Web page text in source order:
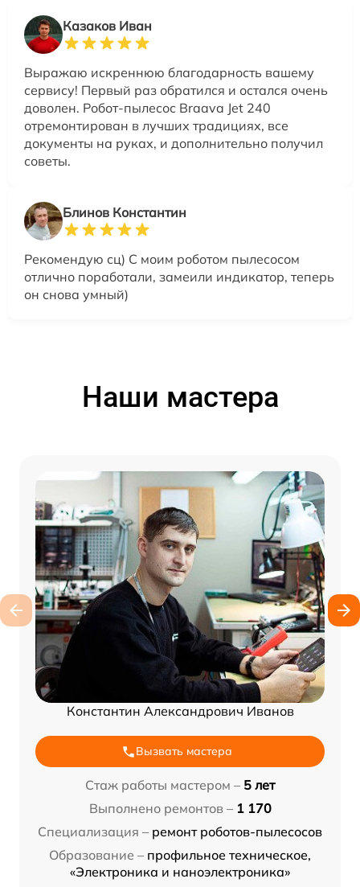
Казаков Иван
Выражаю искреннюю благодарность вашему
сервису! Первый раз обратился и остался очень
доволен. Робот-пылесос Braava Jet 240
отремонтирован в лучших традициях, все
документы на руках, и дополнительно получил
советы.
Блинов Константин
Рекомендую сц) С моим роботом пылесосом
отлично поработали, замеили индикатор, теперь
он снова умный)
Наши мастера
Константин Александрович Иванов
Вызвать мастера
Стаж работы мастером – 5 лет
Выполнено ремонтов – 1 170
Специализация – ремонт роботов-пылесосов
Образование – профильное техническое,
«Электроника и наноэлектроника»